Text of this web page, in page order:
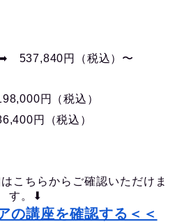
537,840円（税込）〜
円（税込）
円（税込）
こちらからご確認いただけま
す。⬇︎
の講座を確認する＜＜